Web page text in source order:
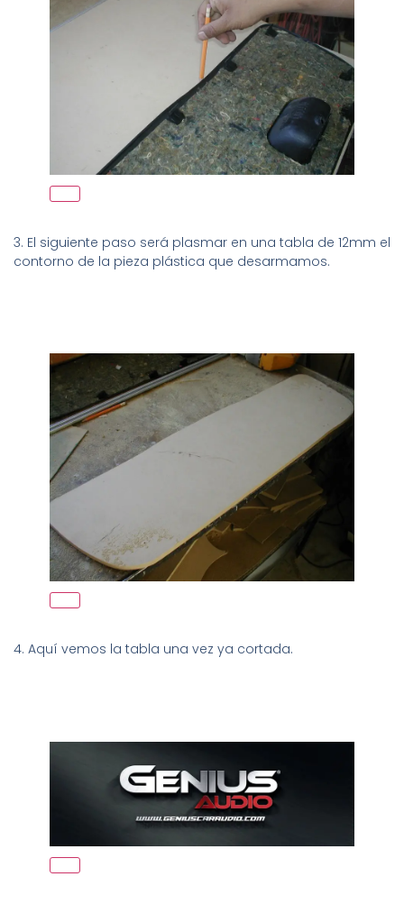
3. El siguiente paso será plasmar en una tabla de 12mm el
contorno de la pieza plástica que desarmamos.
4. Aquí vemos la tabla una vez ya cortada.